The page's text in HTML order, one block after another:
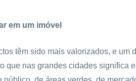
em um imóvel
têm sido mais valorizados, e um
que nas grandes cidades significa